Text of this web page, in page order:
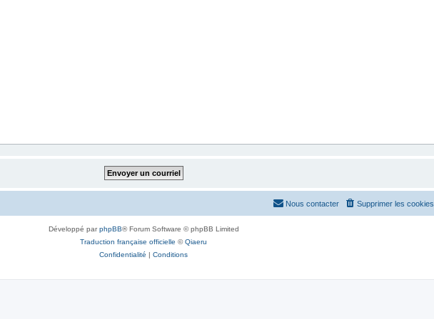
Supprimer les cookies
Nous contacter
Développé parphpBB® Forum Software © phpBB Limited
Traduction française officielle ©Qiaeru
Confidentialité | Conditions